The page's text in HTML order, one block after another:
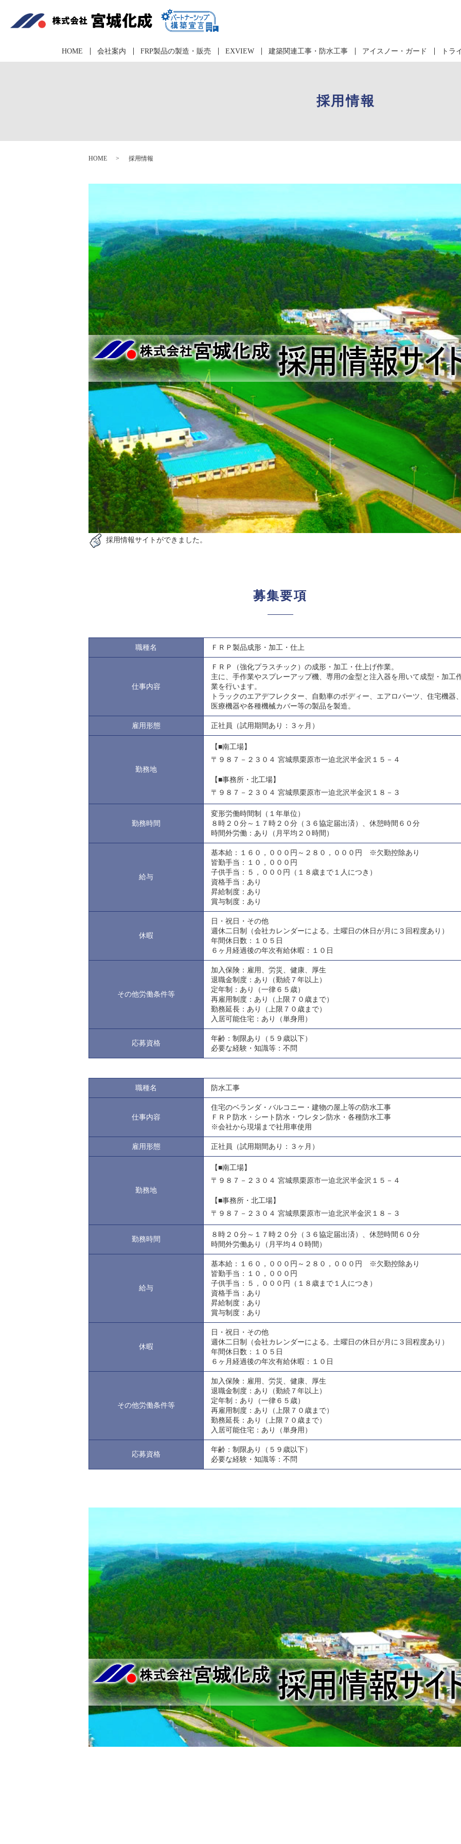
HOME 会社案内 FRP製品の製造・販売 EXVIEW 建築関連工事・防水工事 アイスノー・ガード トラ
採用情報
HOME 採用情報
採用情報サイトができました。
募集要項
職種名 ＦＲＰ製品成形・加工・仕上
仕事内容
ＦＲＰ（強化プラスチック）の成形・加工・仕上げ作業。
主に、手作業やスプレーアップ機、専用の金型と注入器を用いて成型・加工
業を行います。
トラックのエアデフレクター、自動車のボディー、エアロパーツ、住宅機器
医療機器や各種機械カバー等の製品を製造。
雇用形態 正社員（試用期間あり：３ヶ月）
勤務地
【■南工場】
〒９８７－２３０４ 宮城県栗原市一迫北沢半金沢１５－４
【■事務所・北工場】
〒９８７－２３０４ 宮城県栗原市一迫北沢半金沢１８－３
勤務時間
変形労働時間制（１年単位）
８時２０分～１７時２０分（３６協定届出済）、休憩時間６０分
時間外労働：あり（月平均２０時間）
給与
基本給：１６０，０００円～２８０，０００円 ※欠勤控除あり
皆勤手当：１０，０００円
子供手当：５，０００円（１８歳まで１人につき）
資格手当：あり
昇給制度：あり
賞与制度：あり
休暇
日・祝日・その他
週休二日制（会社カレンダーによる。土曜日の休日が月に３回程度あり）
年間休日数：１０５日
６ヶ月経過後の年次有給休暇：１０日
その他労働条件等
加入保険：雇用、労災、健康、厚生
退職金制度：あり（勤続７年以上）
定年制：あり（一律６５歳）
再雇用制度：あり（上限７０歳まで）
勤務延長：あり（上限７０歳まで）
入居可能住宅：あり（単身用）
応募資格
年齢：制限あり（５９歳以下）
必要な経験・知識等：不問
職種名 防水工事
仕事内容
住宅のベランダ・バルコニー・建物の屋上等の防水工事
ＦＲＰ防水・シート防水・ウレタン防水・各種防水工事
※会社から現場まで社用車使用
雇用形態 正社員（試用期間あり：３ヶ月）
勤務地
【■南工場】
〒９８７－２３０４ 宮城県栗原市一迫北沢半金沢１５－４
【■事務所・北工場】
〒９８７－２３０４ 宮城県栗原市一迫北沢半金沢１８－３
勤務時間
８時２０分～１７時２０分（３６協定届出済）、休憩時間６０分
時間外労働あり（月平均４０時間）
給与
基本給：１６０，０００円～２８０，０００円 ※欠勤控除あり
皆勤手当：１０，０００円
子供手当：５，０００円（１８歳まで１人につき）
資格手当：あり
昇給制度：あり
賞与制度：あり
休暇
日・祝日・その他
週休二日制（会社カレンダーによる。土曜日の休日が月に３回程度あり）
年間休日数：１０５日
６ヶ月経過後の年次有給休暇：１０日
その他労働条件等
加入保険：雇用、労災、健康、厚生
退職金制度：あり（勤続７年以上）
定年制：あり（一律６５歳）
再雇用制度：あり（上限７０歳まで）
勤務延長：あり（上限７０歳まで）
入居可能住宅：あり（単身用）
応募資格
年齢：制限あり（５９歳以下）
必要な経験・知識等：不問